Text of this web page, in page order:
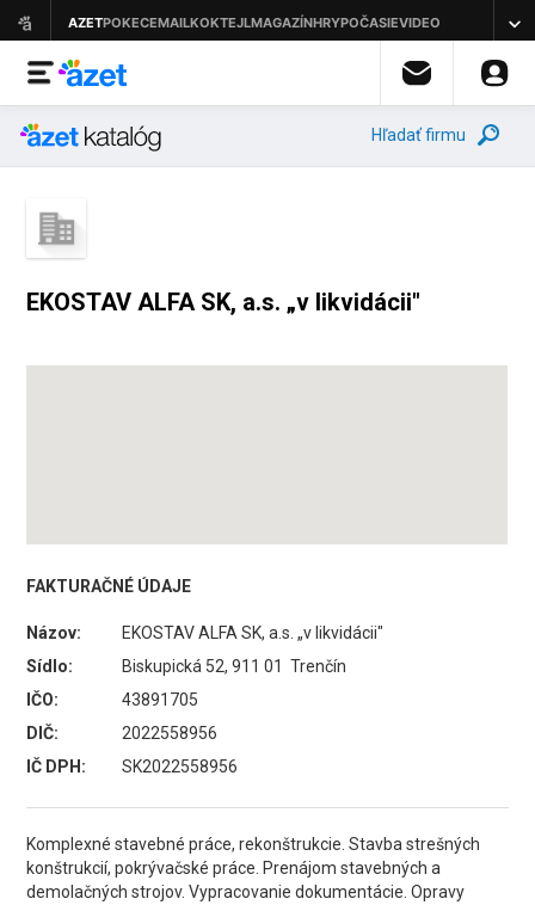
Hľadať firmu
EKOSTAV ALFA SK, a.s. „v likvidácii"
FAKTURAČNÉ ÚDAJE
Názov:
EKOSTAV ALFA SK, a.s. „v likvidácii"
Sídlo:
Biskupická 52, 911 01 Trenčín
IČO:
43891705
DIČ:
2022558956
IČ DPH:
SK2022558956
Komplexné stavebné práce, rekonštrukcie. Stavba strešných
konštrukcií, pokrývačské práce. Prenájom stavebných a
demolačných strojov. Vypracovanie dokumentácie. Opravy